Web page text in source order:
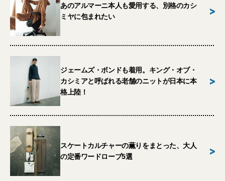
あのアルマーニ本人も愛用する、別格のカシ
ミヤに包まれたい
>
ジェームズ・ボンドも着用。キング・オブ・
カシミアと呼ばれる老舗のニットが日本に本
格上陸！
>
スケートカルチャーの薫りをまとった、大人
の定番ワードローブ5選
>